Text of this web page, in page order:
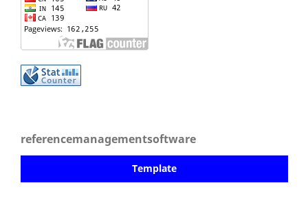
referencemanagementsoftware
Template